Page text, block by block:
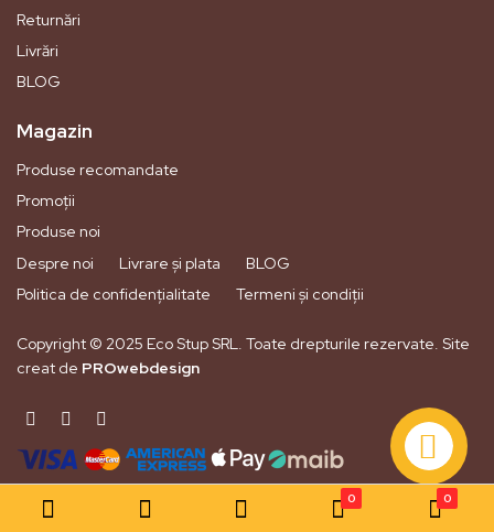
Returnări
Livrări
BLOG
Magazin
Produse recomandate
Promoții
Produse noi
Despre noi
Livrare și plata
BLOG
Politica de confidențialitate
Termeni și condiții
Copyright © 2025 Eco Stup SRL. Toate drepturile rezervate. Site
creat de PROwebdesign
0 0